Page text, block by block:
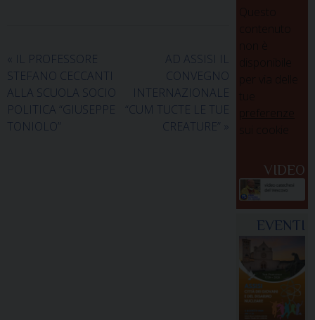
« IL PROFESSORE
STEFANO CECCANTI
ALLA SCUOLA SOCIO
POLITICA “GIUSEPPE
TONIOLO”
AD ASSISI IL
CONVEGNO
INTERNAZIONALE
“CUM TUCTE LE TUE
CREATURE” »
VIDEO
EVENTI